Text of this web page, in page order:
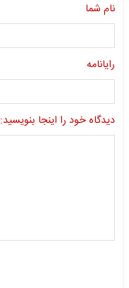
نام شما
رایانامه
دیدگاه خود را اینجا بنویسید: